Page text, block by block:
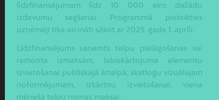
līdzfinansējumam līdz 10 000 eiro dažādu
izdevumu segšanai. Programmā pieteikties
uzņēmēji tika aicināti sākot ar 2025. gada 1. aprīli.
Līdzfinansējums saņemts telpu pielāgošanas vai
remonta izmaksām, labiekārtojuma elementu
izvietošanai publiskajā ārtelpā, skatlogu vizuālajam
noformējumam, izkārtņu izvietošanai, viena
mēneša telpu nomas maksai.